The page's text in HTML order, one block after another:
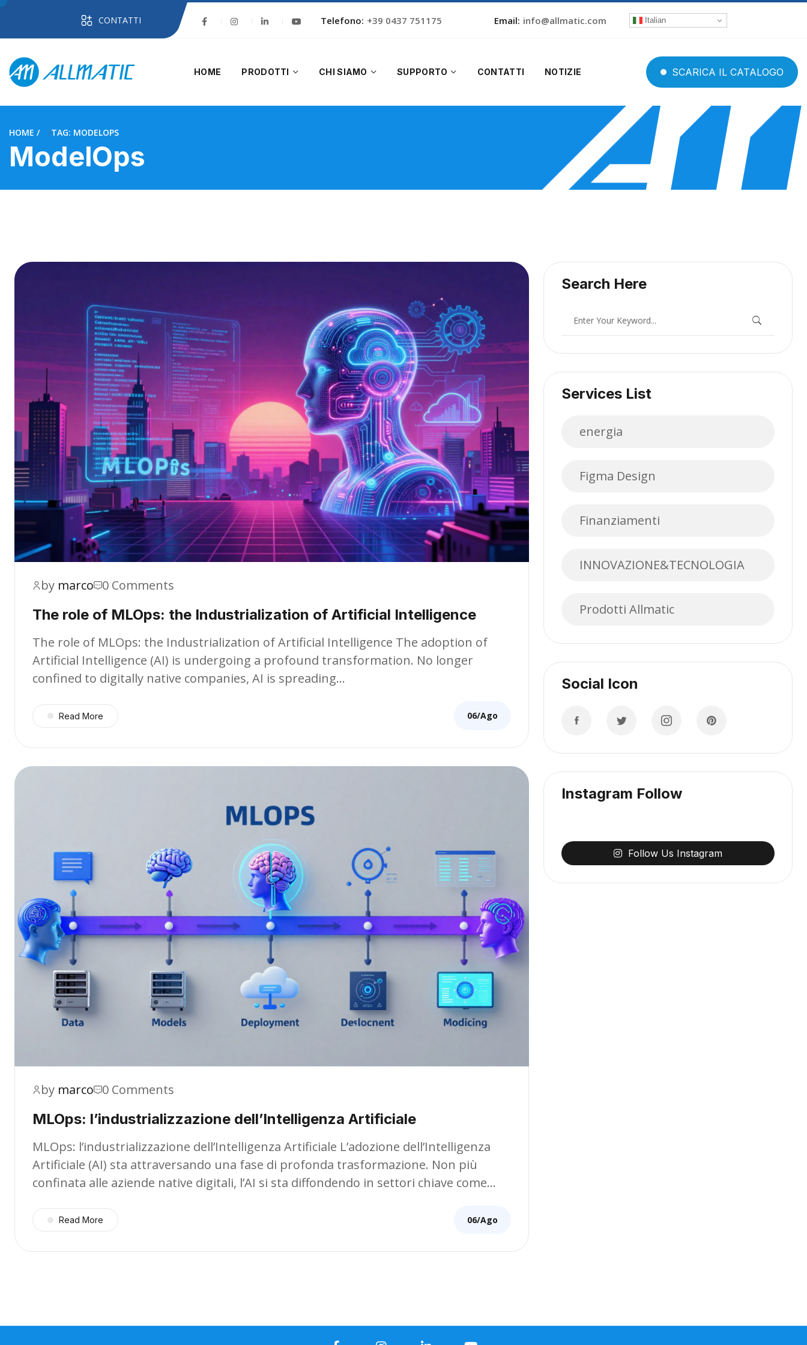
CONTATTI Telefono: +39 0437 751175 Email: info@allmatic.com Italian
HOME PRODOTTI CHI SIAMO SUPPORTO CONTATTI NOTIZIE SCARICA IL CATALOGO
HOME TAG: MODELOPS
ModelOps
by marco 0 Comments
The role of MLOps: the Industrialization of Artificial Intelligence
The role of MLOps: the Industrialization of Artificial Intelligence The adoption of
Artificial Intelligence (AI) is undergoing a profound transformation. No longer
confined to digitally native companies, AI is spreading…
Read More 06/Ago
by marco 0 Comments
MLOps: l’industrializzazione dell’Intelligenza Artificiale
MLOps: l’industrializzazione dell’Intelligenza Artificiale L’adozione dell’Intelligenza
Artificiale (AI) sta attraversando una fase di profonda trasformazione. Non più
confinata alle aziende native digitali, l’AI si sta diffondendo in settori chiave come…
Read More 06/Ago
Search Here
Services List
energia
Figma Design
Finanziamenti
INNOVAZIONE&TECNOLOGIA
Prodotti Allmatic
Social Icon
Instagram Follow
Follow Us Instagram